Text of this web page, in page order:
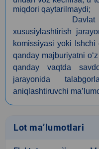
miqdori qaytarilmaydi;
Davlat
xususiylashtirish
komissiyasi yoki Ishchi
qanday majburiyatni
qanday vaqtda
jarayonida
aniqlashtiruvchi
Lot ma’lumotlari